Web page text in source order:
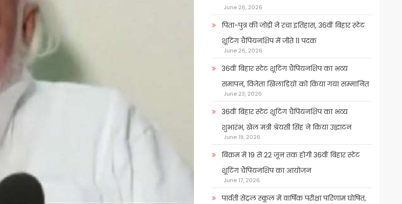
June 26, 2026
पिता-पुत्र की जोड़ी ने रचा इतिहास, 36वीं बिहार स्टेट
शूटिंग चैंपियनशिप में जीते 11 पदक
June 26, 2026
36वीं बिहार स्टेट शूटिंग चैंपियनशिप का भव्य
समापन, विजेता खिलाडिय़ों को किया गया सम्मानित
June 23, 2026
36वीं बिहार स्टेट शूटिंग चैंपियनशिप का भव्य
शुभारंभ, खेल मंत्री श्रेयसी सिंह ने किया उद्घाटन
June 19, 2026
बिक्रम में 19 से 22 जून तक होगी 36वीं बिहार स्टेट
शूटिंग चैंपियनशिप का आयोजन
June 17, 2026
पार्वती सेंट्रल स्कूल में वार्षिक परीक्षा परिणाम घोषित,